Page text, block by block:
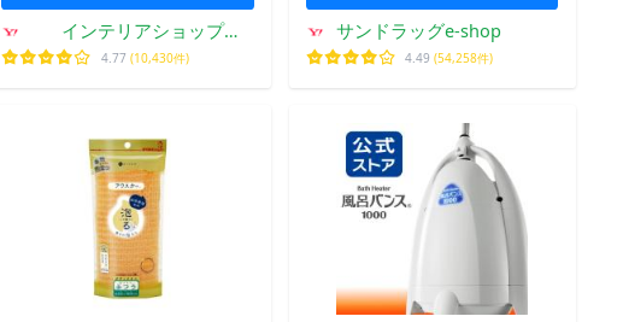
インテリアショップ
roomy
4.77 (10,430件)
サンドラッグe-shop
4.49 (54,258件)